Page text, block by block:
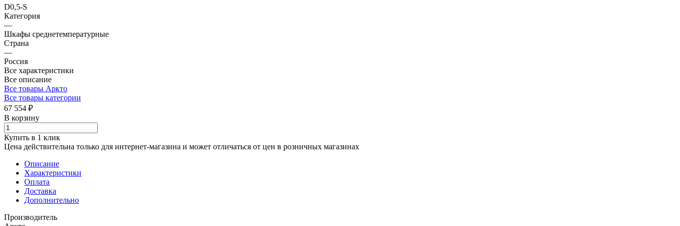
D0,5-S
Категория
—
Шкафы среднетемпературные
Страна
—
Россия
Все характеристики
Все описание
Все товары Аркто
Все товары категории
67 554 ₽
В корзину
Купить в 1 клик
Цена действительна только для интернет-магазина и может отличаться от цен в розничных магазинах
Описание
Характеристики
Оплата
Доставка
Дополнительно
Производитель